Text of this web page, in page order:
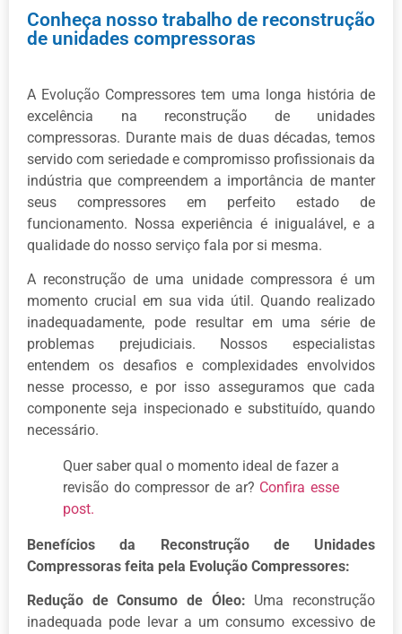
Conheça nosso trabalho de reconstrução
de unidades compressoras
A Evolução Compressores tem uma longa história de
excelência na reconstrução de unidades
compressoras. Durante mais de duas décadas, temos
servido com seriedade e compromisso profissionais da
indústria que compreendem a importância de manter
seus compressores em perfeito estado de
funcionamento. Nossa experiência é inigualável, e a
qualidade do nosso serviço fala por si mesma.
A reconstrução de uma unidade compressora é um
momento crucial em sua vida útil. Quando realizado
inadequadamente, pode resultar em uma série de
problemas prejudiciais. Nossos especialistas
entendem os desafios e complexidades envolvidos
nesse processo, e por isso asseguramos que cada
componente seja inspecionado e substituído, quando
necessário.
Quer saber qual o momento ideal de fazer a
revisão do compressor de ar? Confira esse
post.
Benefícios da Reconstrução de Unidades
Compressoras feita pela Evolução Compressores:
Redução de Consumo de Óleo: Uma reconstrução
inadequada pode levar a um consumo excessivo de